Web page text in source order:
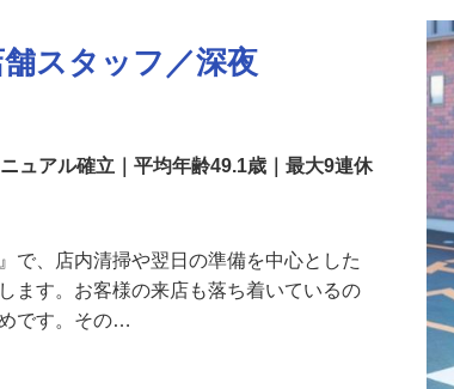
スタッフ／深夜
ュアル確立｜平均年齢49.1歳｜最大9連休
で、店内清掃や翌日の準備を中心とした
ます。お客様の来店も落ち着いているの
です。その…